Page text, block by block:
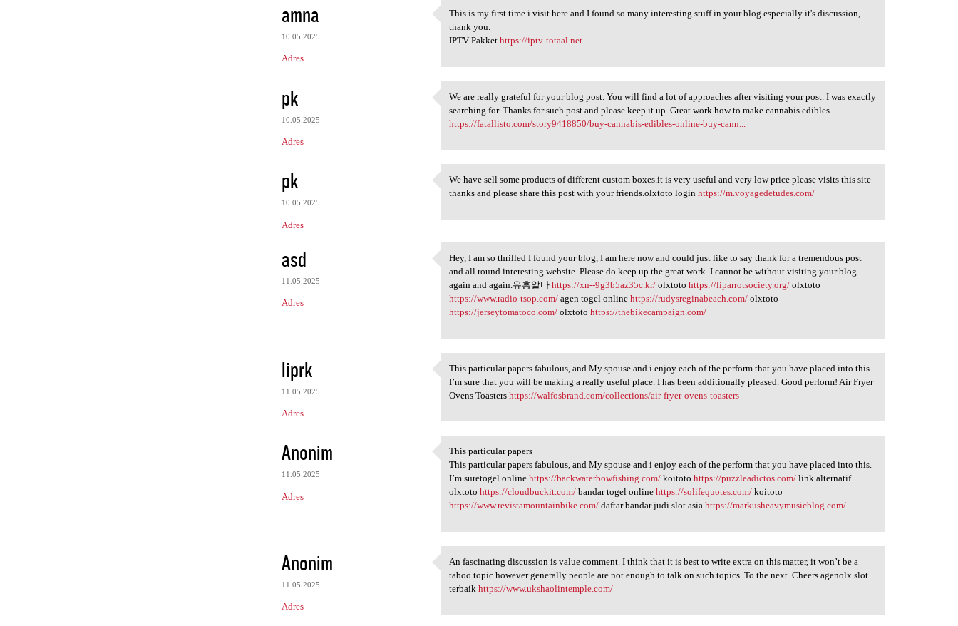
amna
10.05.2025
Adres
This is my first time i visit
This is my first time i visit here and I found so many interesting stuff in your blog especially it's discussion,
thank you.
IPTV Pakkethttps://iptv-totaal.net
pk
10.05.2025
Adres
We are really grateful for
We are really grateful for your blog post. You will find a lot of approaches after visiting your post. I was exactly
searching for. Thanks for such post and please keep it up. Great work.how to make cannabis edibles
https://fatallisto.com/story9418850/buy-cannabis-edibles-online-buy-cann...
pk
10.05.2025
Adres
We have sell some products of
We have sell some products of different custom boxes.it is very useful and very low price please visits this site
thanks and please share this post with your friends.olxtoto loginhttps://m.voyagedetudes.com/
asd
11.05.2025
Adres
Hey, I am so thrilled I found
Hey, I am so thrilled I found your blog, I am here now and could just like to say thank for a tremendous post
and all round interesting website. Please do keep up the great work. I cannot be without visiting your blog
again and again.유흥알바https://xn--9g3b5az35c.kr/ olxtotohttps://liparrotsociety.org/ olxtoto
https://www.radio-tsop.com/ agen togel onlinehttps://rudysreginabeach.com/ olxtoto
https://jerseytomatoco.com/ olxtotohttps://thebikecampaign.com/
liprk
11.05.2025
Adres
This particular papers
This particular papers fabulous, and My spouse and i enjoy each of the perform that you have placed into this.
I’m sure that you will be making a really useful place. I has been additionally pleased. Good perform! Air Fryer
Ovens Toastershttps://walfosbrand.com/collections/air-fryer-ovens-toasters
Anonim
11.05.2025
Adres
This particular papers
This particular papers
This particular papers fabulous, and My spouse and i enjoy each of the perform that you have placed into this.
I’m suretogel onlinehttps://backwaterbowfishing.com/ koitotohttps://puzzleadictos.com/ link alternatif
olxtotohttps://cloudbuckit.com/ bandar togel onlinehttps://solifequotes.com/ koitoto
https://www.revistamountainbike.com/ daftar bandar judi slot asiahttps://markusheavymusicblog.com/
Anonim
11.05.2025
Adres
An fascinating discussion is
An fascinating discussion is value comment. I think that it is best to write extra on this matter, it won’t be a
taboo topic however generally people are not enough to talk on such topics. To the next. Cheers agenolx slot
terbaikhttps://www.ukshaolintemple.com/